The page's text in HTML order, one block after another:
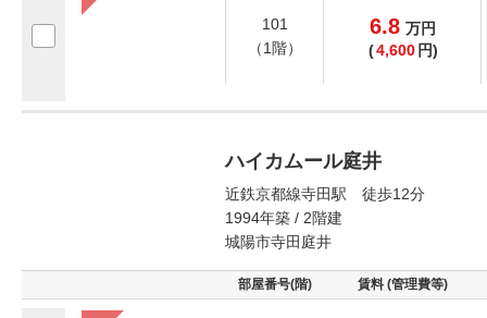
101
（1階）
6.8 万円
(4,600 円)
ハイカムール庭井
近鉄京都線寺田駅 徒歩12分
1994年築 / 2階建
城陽市寺田庭井
部屋番号(階) 賃料 (管理費等)